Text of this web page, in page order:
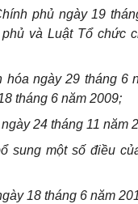
phủ ngày 19
và Luật Tổ chức
hóa ngày 29 tháng 6
tháng 6 năm 2009;
24 tháng 11 năm
sung một số điều
18 tháng 6 năm